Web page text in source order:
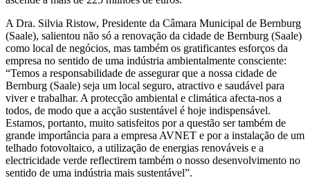
A Dra. Silvia Ristow, Presidente da Câmara Municipal de Bernburg
(Saale), salientou não só a renovação da cidade de Bernburg (Saale)
como local de negócios, mas também os gratificantes esforços da
empresa no sentido de uma indústria ambientalmente consciente:
“Temos a responsabilidade de assegurar que a nossa cidade de
Bernburg (Saale) seja um local seguro, atractivo e saudável para
viver e trabalhar. A protecção ambiental e climática afecta-nos a
todos, de modo que a acção sustentável é hoje indispensável.
Estamos, portanto, muito satisfeitos por a questão ser também de
grande importância para a empresa AVNET e por a instalação de um
telhado fotovoltaico, a utilização de energias renováveis e a
electricidade verde reflectirem também o nosso desenvolvimento no
sentido de uma indústria mais sustentável”.